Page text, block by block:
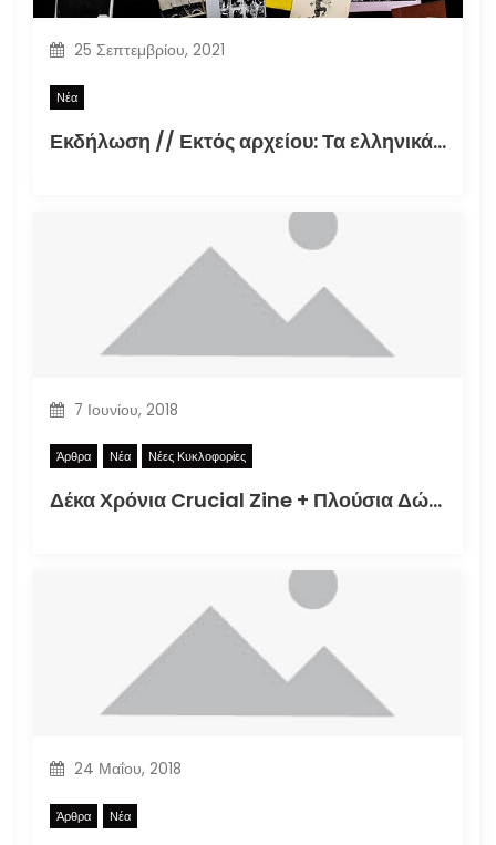
25 Σεπτεμβρίου, 2021
Νέα
Εκδήλωση // Εκτός αρχείου: Τα ελληνικά φανζίν στην εποχή της τεκμηρίωσης (30.09.2021)
7 Ιουνίου, 2018
Άρθρα Νέα Νέες Κυκλοφορίες
Δέκα Χρόνια Crucial Zine + Πλούσια Δώρα!
24 Μαΐου, 2018
Άρθρα Νέα